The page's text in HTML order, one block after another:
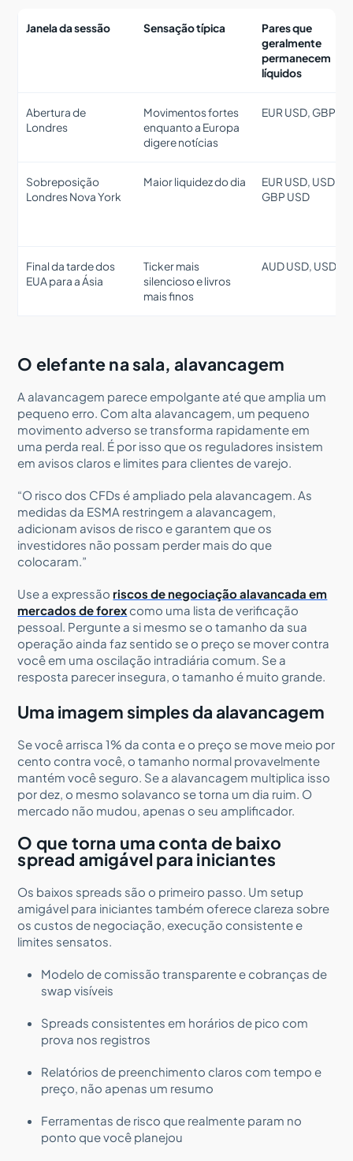
Janela da sessão Sensação típica
Pares que
geralmente
permanecem
líquidos
Abertura de
Londres
Movimentos fortes
enquanto a Europa
digere notícias
EUR USD, GBP
Sobreposição
Londres Nova York
Maior liquidez do dia
EUR USD, USD
GBP USD
Final da tarde dos
EUA para a Ásia
Ticker mais
silencioso e livros
mais finos
AUD USD, USD
O elefante na sala, alavancagem
A alavancagem parece empolgante até que amplia um
pequeno erro. Com alta alavancagem, um pequeno
movimento adverso se transforma rapidamente em
uma perda real. É por isso que os reguladores insistem
em avisos claros e limites para clientes de varejo.
“O risco dos CFDs é ampliado pela alavancagem. As
medidas da ESMA restringem a alavancagem,
adicionam avisos de risco e garantem que os
investidores não possam perder mais do que
colocaram.”
Use a expressão riscos de negociação alavancada em
mercados de forex como uma lista de verificação
pessoal. Pergunte a si mesmo se o tamanho da sua
operação ainda faz sentido se o preço se mover contra
você em uma oscilação intradiária comum. Se a
resposta parecer insegura, o tamanho é muito grande.
Uma imagem simples da alavancagem
Se você arrisca 1% da conta e o preço se move meio por
cento contra você, o tamanho normal provavelmente
mantém você seguro. Se a alavancagem multiplica isso
por dez, o mesmo solavanco se torna um dia ruim. O
mercado não mudou, apenas o seu amplificador.
O que torna uma conta de baixo
spread amigável para iniciantes
Os baixos spreads são o primeiro passo. Um setup
amigável para iniciantes também oferece clareza sobre
os custos de negociação, execução consistente e
limites sensatos.
Modelo de comissão transparente e cobranças de
swap visíveis
Spreads consistentes em horários de pico com
prova nos registros
Relatórios de preenchimento claros com tempo e
preço, não apenas um resumo
Ferramentas de risco que realmente param no
ponto que você planejou